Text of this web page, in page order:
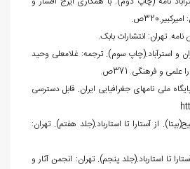
(1365). مازندران و استرآباد.(چاپ سوم). ترجمه: غلامعلی وحید
و فرهنگی. 371ص.
ملی نام‏های جغرافیایی ایران. قابل دسترسی
از آستارا تا استارباد.(جلد هفتم). تهران:
از آستارا تا استارباد.(جلد پنجم). تهران: انجمن آثار و